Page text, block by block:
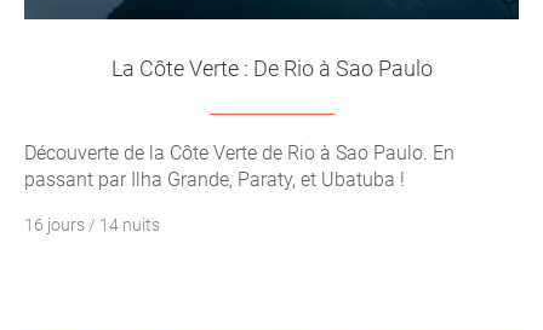
La Côte Verte : De Rio à Sao Paulo
Découverte de la Côte Verte de Rio à Sao Paulo. En
passant par Ilha Grande, Paraty, et Ubatuba !
16 jours / 14 nuits